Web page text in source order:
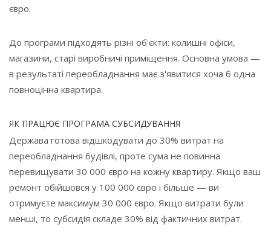
євро.
До програми підходять різні об'єкти: колишні офіси,
магазини, старі виробничі приміщення. Основна умова —
в результаті переобладнання має з'явитися хоча б одна
повноцінна квартира.
ЯК ПРАЦЮЄ ПРОГРАМА СУБСИДУВАННЯ
Держава готова відшкодувати до 30% витрат на
переобладнання будівлі, проте сума не повинна
перевищувати 30 000 євро на кожну квартиру. Якщо ваш
ремонт обійшовся у 100 000 євро і більше — ви
отримуєте максимум 30 000 євро. Якщо витрати були
менші, то субсидія складе 30% від фактичних витрат.